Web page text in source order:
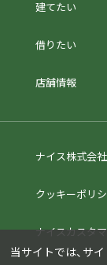
建てたい
借りたい
店舗情報
ナイス株式会社
クッキーポリ
ナイスカスタ
当サイトでは、サ